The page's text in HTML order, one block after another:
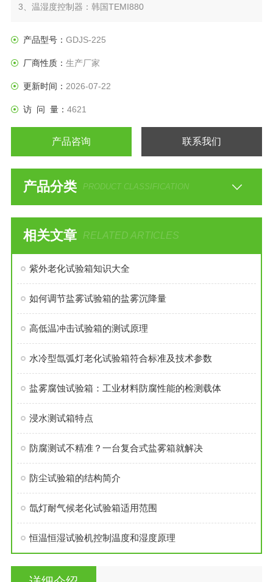
3、温湿度控制器：韩国TEMI880
5、温度范围：-40℃～150℃
产品型号： GDJS-225
厂商性质： 生产厂家
更新时间： 2026-07-22
访 问 量： 4621
产品咨询 联系我们
产品分类 PRODUCT CLASSIFICATION
相关文章 RELATED ARTICLES
紫外老化试验箱知识大全
如何调节盐雾试验箱的盐雾沉降量
高低温冲击试验箱的测试原理
水冷型氙弧灯老化试验箱符合标准及技术参数
盐雾腐蚀试验箱：工业材料防腐性能的检测载体
浸水测试箱特点
防腐测试不精准？一台复合式盐雾箱就解决
防尘试验箱的结构简介
氙灯耐气候老化试验箱适用范围
恒温恒湿试验机控制温度和湿度原理